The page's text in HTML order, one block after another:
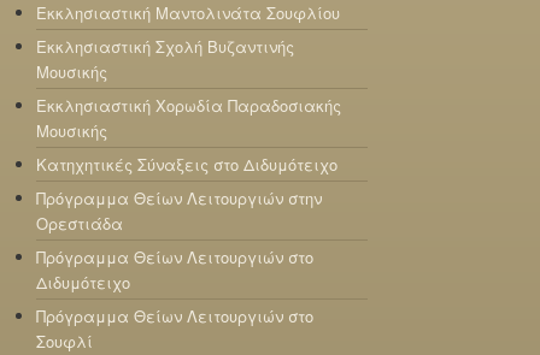
Εκκλησιαστική Μαντολινάτα Σουφλίου
Εκκλησιαστική Σχολή Βυζαντινής
Μουσικής
Εκκλησιαστική Χορωδία Παραδοσιακής
Μουσικής
Κατηχητικές Σύναξεις στο Διδυμότειχο
Πρόγραμμα Θείων Λειτουργιών στην
Ορεστιάδα
Πρόγραμμα Θείων Λειτουργιών στο
Διδυμότειχο
Πρόγραμμα Θείων Λειτουργιών στο
Σουφλί